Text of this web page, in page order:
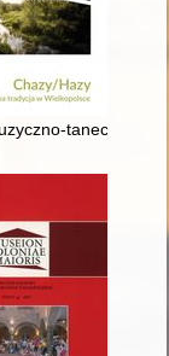
ataneczny